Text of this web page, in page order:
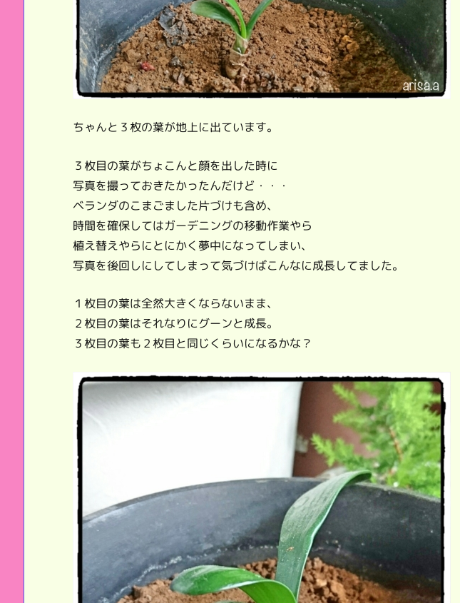
ちゃんと３枚の葉が地上に出ています。
３枚目の葉がちょこんと顔を出した時に
写真を撮っておきたかったんだけど・・・
ベランダのこまごました片づけも含め、
時間を確保してはガーデニングの移動作業やら
植え替えやらにとにかく夢中になってしまい、
写真を後回しにしてしまって気づけばこんなに成長してました。
１枚目の葉は全然大きくならないまま、
２枚目の葉はそれなりにグーンと成長。
３枚目の葉も２枚目と同じくらいになるかな？